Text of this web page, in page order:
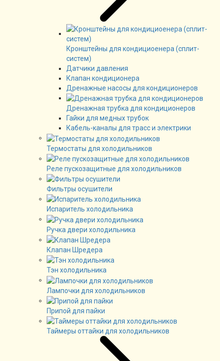
Кронштейны для кондициоенера (сплит-
систем)
Датчики давления
Клапан кондиционера
Дренажные насосы для кондиционеров
Дренажная трубка для кондиционеров
Гайки для медных трубок
Кабель-каналы для трасс и электрики
Термостаты для холодильников
Реле пускозащитные для холодильников
Фильтры осушители
Испаритель холодильника
Ручка двери холодильника
Клапан Шредера
Тэн холодильника
Лампочки для холодильников
Припой для пайки
Таймеры оттайки для холодильников